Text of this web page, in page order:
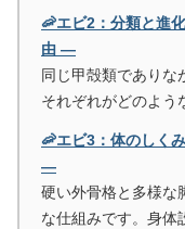
🦐エビ2：分類と進
由 ―
同じ甲殻類でありな
それぞれがどのよう
🦐エビ3：体のしく
―
硬い外骨格と多様な
な仕組みです。身体